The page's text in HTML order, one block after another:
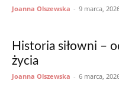
Joanna Olszewska - 9 marca,
Historia siłowni –
życia
Joanna Olszewska - 6 marca,